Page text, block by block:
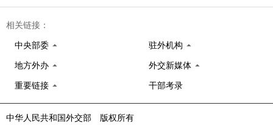
相关链接：
中央部委 驻外机构
地方外办 外交新媒体
重要链接 干部考录
中华人民共和国外交部 版权所有